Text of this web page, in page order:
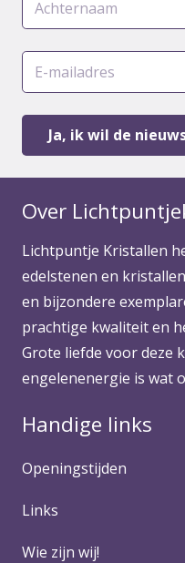
Over
Lichtpuntje Kristallen
edelstenen en
en bijzondere
prachtige kwaliteit en
Grote liefde voor deze
engelenenergie is wat
Handige links
Openingstijden
Links
Wie zijn wij!